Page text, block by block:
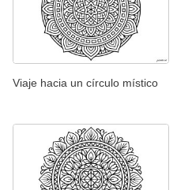
Viaje hacia un círculo místico